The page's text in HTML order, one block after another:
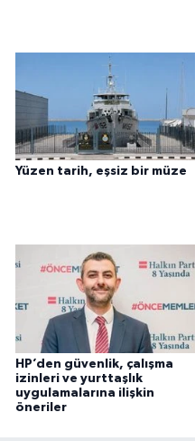
Yüzen tarih, eşsiz bir müze
HP’den güvenlik, çalışma
izinleri ve yurttaşlık
uygulamalarına ilişkin
öneriler